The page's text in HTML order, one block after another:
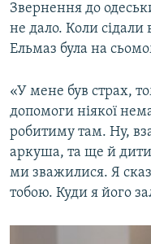
Звернення до
не дало. Коли
Ельмаз була на
«У мене був страх,
допомоги ніякої
робитиму там. Ну,
аркуша, та ще й
ми зважилися. Я
тобою. Куди я його